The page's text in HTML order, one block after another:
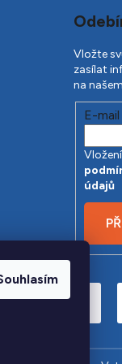
Vložte
zasílat
na
E-mail
údajů